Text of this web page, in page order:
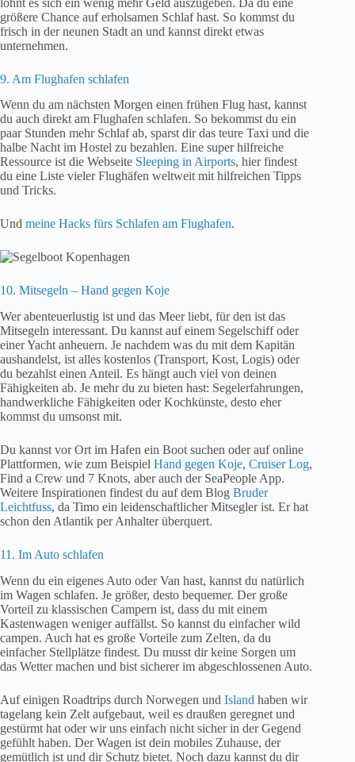
größere Chance auf erholsamen Schlaf hast. So kommst du
frisch in der neunen Stadt an und kannst direkt etwas
unternehmen.
9. Am Flughafen schlafen
Wenn du am nächsten Morgen einen frühen Flug hast, kannst
du auch direkt am Flughafen schlafen. So bekommst du ein
paar Stunden mehr Schlaf ab, sparst dir das teure Taxi und die
halbe Nacht im Hostel zu bezahlen. Eine super hilfreiche
Ressource ist die Webseite Sleeping in Airports, hier findest
du eine Liste vieler Flughäfen weltweit mit hilfreichen Tipps
und Tricks.
Und meine Hacks fürs Schlafen am Flughafen.
10. Mitsegeln – Hand gegen Koje
Wer abenteuerlustig ist und das Meer liebt, für den ist das
Mitsegeln interessant. Du kannst auf einem Segelschiff oder
einer Yacht anheuern. Je nachdem was du mit dem Kapitän
aushandelst, ist alles kostenlos (Transport, Kost, Logis) oder
du bezahlst einen Anteil. Es hängt auch viel von deinen
Fähigkeiten ab. Je mehr du zu bieten hast: Segelerfahrungen,
handwerkliche Fähigkeiten oder Kochkünste, desto eher
kommst du umsonst mit.
Du kannst vor Ort im Hafen ein Boot suchen oder auf online
Plattformen, wie zum Beispiel Hand gegen Koje, Cruiser Log,
Find a Crew und 7 Knots, aber auch der SeaPeople App.
Weitere Inspirationen findest du auf dem Blog Bruder
Leichtfuss, da Timo ein leidenschaftlicher Mitsegler ist. Er hat
schon den Atlantik per Anhalter überquert.
11. Im Auto schlafen
Wenn du ein eigenes Auto oder Van hast, kannst du natürlich
im Wagen schlafen. Je größer, desto bequemer. Der große
Vorteil zu klassischen Campern ist, dass du mit einem
Kastenwagen weniger auffällst. So kannst du einfacher wild
campen. Auch hat es große Vorteile zum Zelten, da du
einfacher Stellplätze findest. Du musst dir keine Sorgen um
das Wetter machen und bist sicherer im abgeschlossenen Auto.
Auf einigen Roadtrips durch Norwegen und Island haben wir
tagelang kein Zelt aufgebaut, weil es draußen geregnet und
gestürmt hat oder wir uns einfach nicht sicher in der Gegend
gefühlt haben. Der Wagen ist dein mobiles Zuhause, der
gemütlich ist und dir Schutz bietet. Noch dazu kannst du dir